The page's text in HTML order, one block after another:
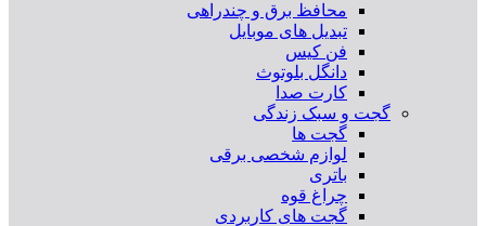
محافظ برق و چندراهی
تبدیل های موبایل
فن کیس
دانگل بلوتوث
کارت صدا
گجت و سبک زندگی
گجت ها
لوازم شخصی برقی
باتری
چراغ قوه
گجت های کاربردی